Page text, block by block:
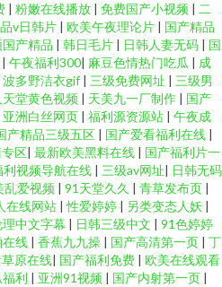
| 粉嫩在线播放 | 免费国产小视频 | 二
v日韩片 | 欧美午夜理论片 | 国产精品
产精品 | 韩日毛片 | 日韩人妻无码 | 国
| 午夜福利300| 麻豆色情热门吃瓜 | 成
波多野洁衣gif | 三级免费网址 | 三级男
天堂黄色视频 | 天美九一厂制作 | 国产
亚洲白丝网页 | 福利源资源站 | 午夜成
产精品三级五区 | 国产爱看福利在线 |
区| 最新欧美黑料在线 | 国产福利片一
利视频导航在线 | 三级av网址| 日韩无码
乱爱视频 | 91天堂久久 | 青草发布页 |
在线网站 |性爱婷婷 | 另类变态人妖 |
理中文字幕 | 日韩三级中文 | 91色婷婷
在线 | 香蕉九九操 | 国产高清第一页 | 丁
原在线| 国产福利免费 | 欧美在线观看
利 | 亚洲91视频 | 国产内射第一页 |